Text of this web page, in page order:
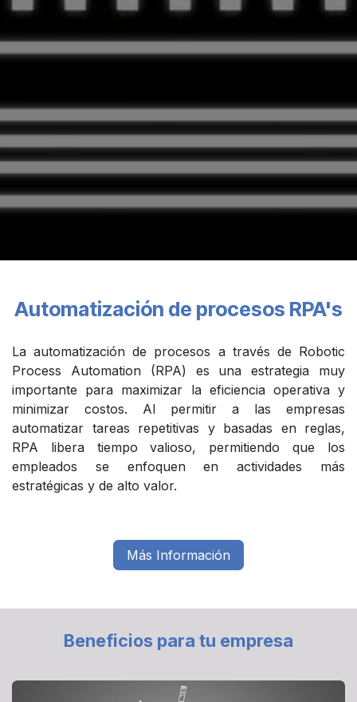
Automatización de procesos RPA's
La automatización de procesos a través de Robotic
Process Automation (RPA) es una estrategia muy
importante para maximizar la eficiencia operativa y
minimizar costos. Al permitir a las empresas
automatizar tareas repetitivas y basadas en reglas,
RPA libera tiempo valioso, permitiendo que los
empleados se enfoquen en actividades más
estratégicas y de alto valor.
Más Información
Beneficios para tu empresa